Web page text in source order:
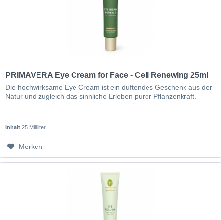
PRIMAVERA Eye Cream for Face - Cell Renewing 25ml
Die hochwirksame Eye Cream ist ein duftendes Geschenk aus der
Natur und zugleich das sinnliche Erleben purer Pflanzenkraft.
Inhalt25 Milliliter
Merken